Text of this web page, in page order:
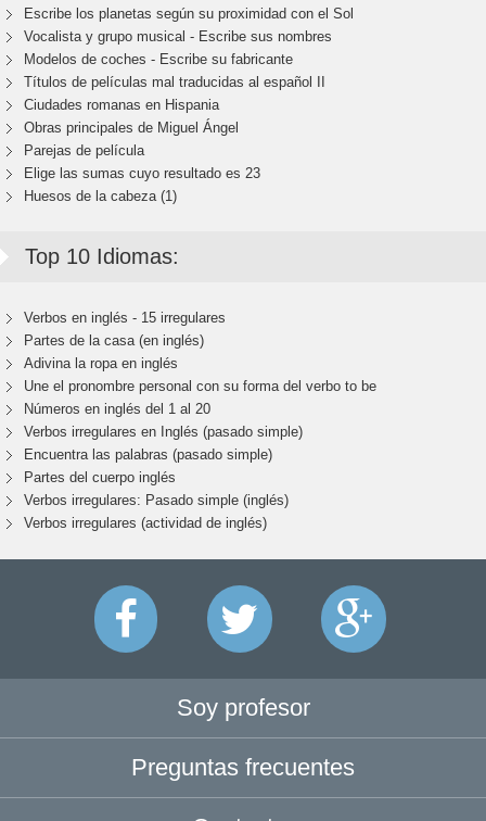
Escribe los planetas según su proximidad con el Sol
Vocalista y grupo musical - Escribe sus nombres
Modelos de coches - Escribe su fabricante
Títulos de películas mal traducidas al español II
Ciudades romanas en Hispania
Obras principales de Miguel Ángel
Parejas de película
Elige las sumas cuyo resultado es 23
Huesos de la cabeza (1)
Top 10 Idiomas:
Verbos en inglés - 15 irregulares
Partes de la casa (en inglés)
Adivina la ropa en inglés
Une el pronombre personal con su forma del verbo to be
Números en inglés del 1 al 20
Verbos irregulares en Inglés (pasado simple)
Encuentra las palabras (pasado simple)
Partes del cuerpo inglés
Verbos irregulares: Pasado simple (inglés)
Verbos irregulares (actividad de inglés)
Soy profesor
Preguntas frecuentes